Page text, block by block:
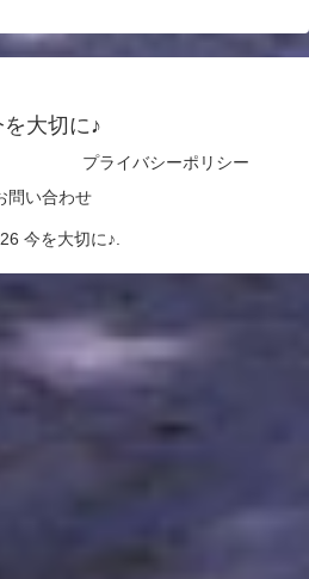
を大切に♪
プライバシーポリシー
問い合わせ
今を大切に♪.